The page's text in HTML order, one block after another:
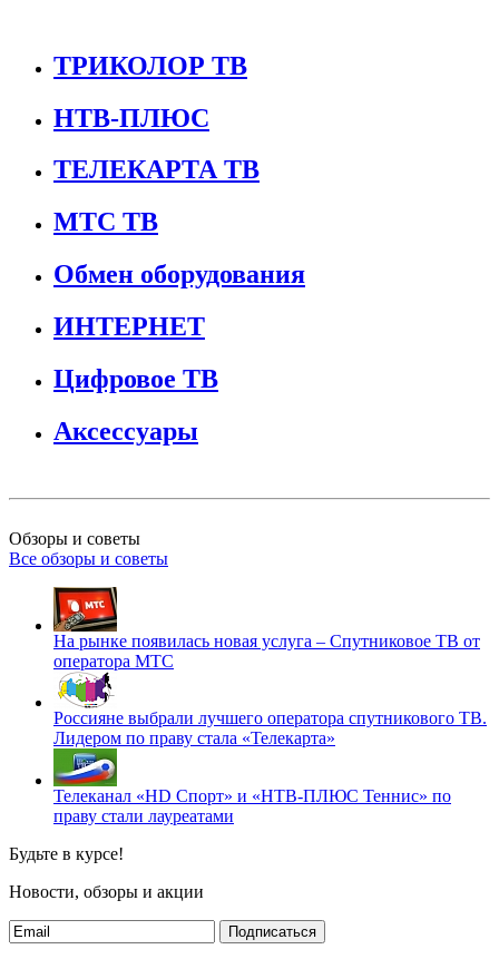
ТРИКОЛОР ТВ
НТВ-ПЛЮС
ТЕЛЕКАРТА ТВ
МТС ТВ
Обмен оборудования
ИНТЕРНЕТ
Цифровое ТВ
Аксессуары
Обзоры и советы
Все обзоры и советы
На рынке появилась новая услуга – Спутниковое ТВ от
оператора МТС
Россияне выбрали лучшего оператора спутникового ТВ.
Лидером по праву стала «Телекарта»
Телеканал «HD Спорт» и «НТВ-ПЛЮС Теннис» по
праву стали лауреатами
Будьте в курсе!
Новости, обзоры и акции
Подписаться